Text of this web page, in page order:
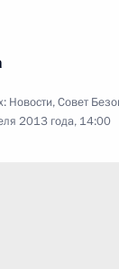
Новости,Совет
2013 года, 14:00